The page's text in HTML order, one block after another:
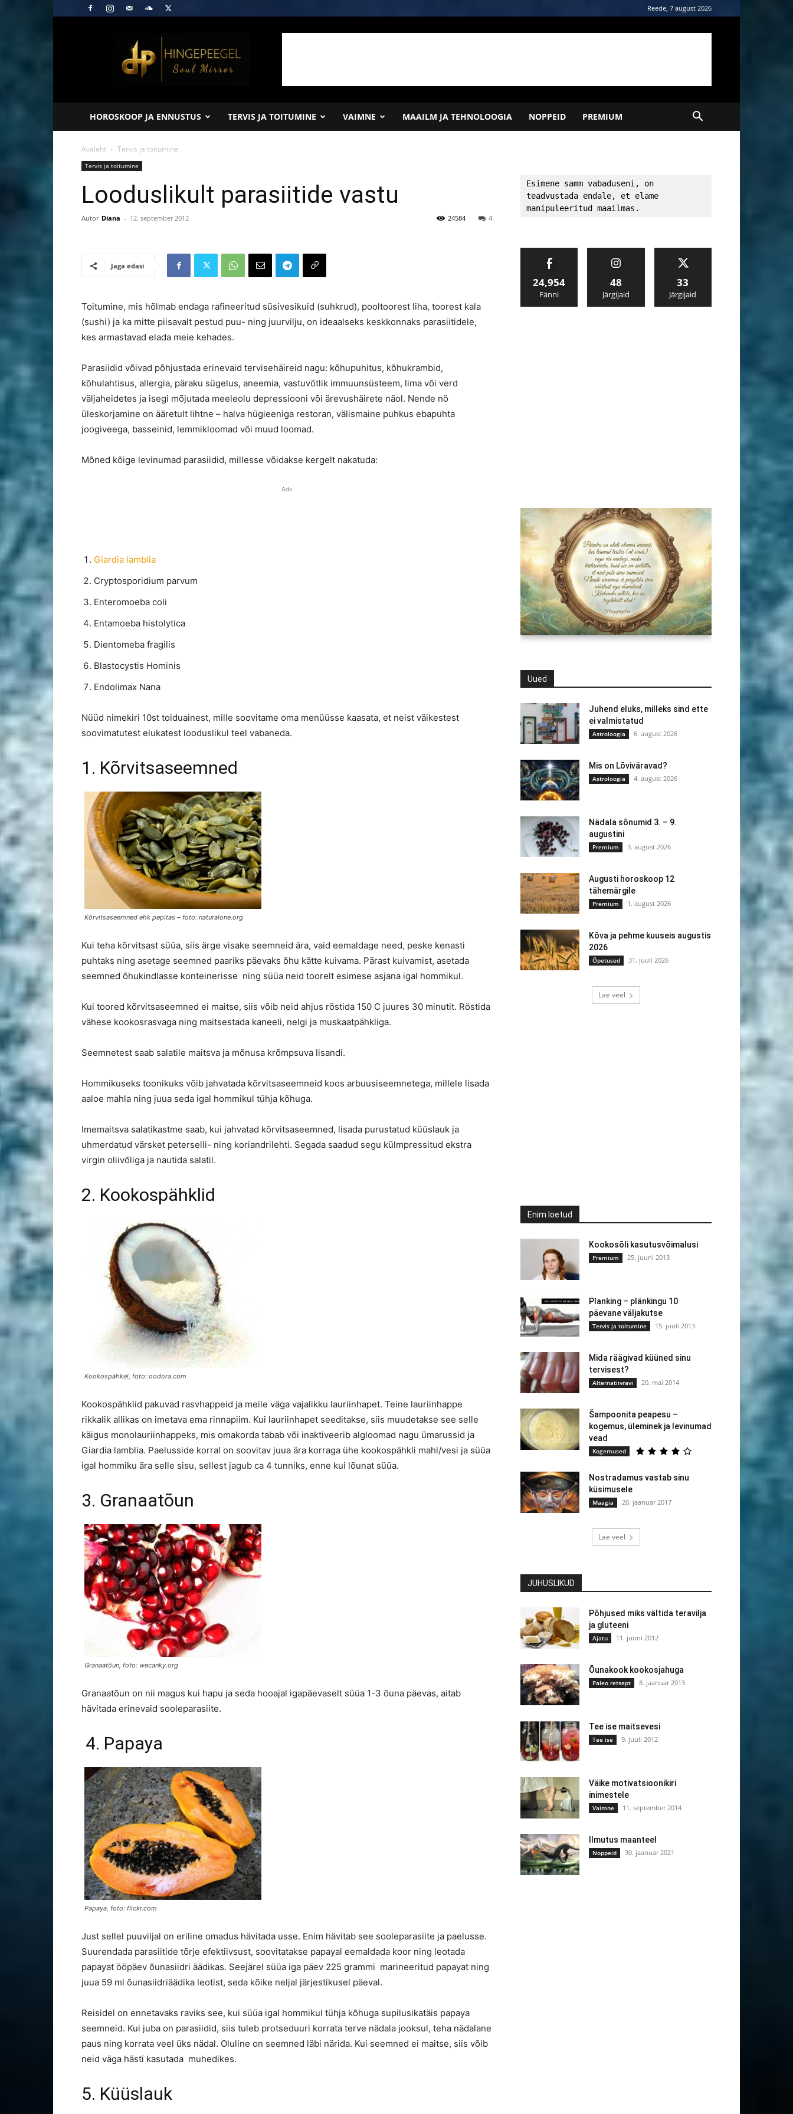
Reede, 7 august 2026
Hingepeegel
HOROSKOOP JA ENNUSTUS TERVIS JA TOITUMINE VAIMNE MAAILM JA TEHNOLOOGIA NOPPEID PREMIUM
Avaleht Tervis ja toitumine
Tervis ja toitumine
Looduslikult parasiitide vastu
Autor Diana - 12. september 2012 4
24584
Jaga edasi
Toitumine, mis hõlmab endaga rafineeritud süsivesikuid (suhkrud), pooltoorest liha, toorest kala
(sushi) ja ka mitte piisavalt pestud puu- ning juurvilju, on ideaalseks keskkonnaks parasiitidele,
kes armastavad elada meie kehades.
Parasiidid võivad põhjustada erinevaid tervisehäireid nagu: kõhupuhitus, kõhukrambid,
kõhulahtisus, allergia, päraku sügelus, aneemia, vastuvõtlik immuunsüsteem, lima või verd
väljaheidetes ja isegi mõjutada meeleolu depressiooni või ärevushäirete näol. Nende nö
üleskorjamine on ääretult lihtne – halva hügieeniga restoran, välismaine puhkus ebapuhta
joogiveega, basseinid, lemmikloomad või muud loomad.
Mõned kõige levinumad parasiidid, millesse võidakse kergelt nakatuda:
Ads
Giardia lamblia
Cryptosporidium parvum
Enteromoeba coli
Entamoeba histolytica
Dientomeba fragilis
Blastocystis Hominis
Endolimax Nana
Nüüd nimekiri 10st toiduainest, mille soovitame oma menüüsse kaasata, et neist väikestest
soovimatutest elukatest looduslikul teel vabaneda.
1. Kõrvitsaseemned
Kõrvitsaseemned ehk pepitas – foto: naturalone.org
Kui teha kõrvitsast süüa, siis ärge visake seemneid ära, vaid eemaldage need, peske kenasti
puhtaks ning asetage seemned paariks päevaks õhu kätte kuivama. Pärast kuivamist, asetada
seemned õhukindlasse konteinerisse ning süüa neid toorelt esimese asjana igal hommikul.
Kui toored kõrvitsaseemned ei maitse, siis võib neid ahjus röstida 150 C juures 30 minutit. Röstida
vähese kookosrasvaga ning maitsestada kaneeli, nelgi ja muskaatpähkliga.
Seemnetest saab salatile maitsva ja mõnusa krõmpsuva lisandi.
Hommikuseks toonikuks võib jahvatada kõrvitsaseemneid koos arbuusiseemnetega, millele lisada
aaloe mahla ning juua seda igal hommikul tühja kõhuga.
Imemaitsva salatikastme saab, kui jahvatad kõrvitsaseemned, lisada purustatud küüslauk ja
uhmerdatud värsket peterselli- ning koriandrilehti. Segada saadud segu külmpressitud ekstra
virgin oliivõliga ja nautida salatil.
2. Kookospähklid
Kookospähkel, foto: oodora.com
Kookospähklid pakuvad rasvhappeid ja meile väga vajalikku lauriinhapet. Teine lauriinhappe
rikkalik allikas on imetava ema rinnapiim. Kui lauriinhapet seeditakse, siis muudetakse see selle
käigus monolauriinhappeks, mis omakorda tabab või inaktiveerib algloomad nagu ümarussid ja
Giardia lamblia. Paelusside korral on soovitav juua ära korraga ühe kookospähkli mahl/vesi ja süüa
igal hommiku ära selle sisu, sellest jagub ca 4 tunniks, enne kui lõunat süüa.
3. Granaatõun
Granaatõun, foto: wecanky.org
Granaatõun on nii magus kui hapu ja seda hooajal igapäevaselt süüa 1-3 õuna päevas, aitab
hävitada erinevaid sooleparasiite.
4. Papaya
Papaya, foto: flickr.com
Just sellel puuviljal on eriline omadus hävitada usse. Enim hävitab see sooleparasiite ja paelusse.
Suurendada parasiitide tõrje efektiivsust, soovitatakse papayal eemaldada koor ning leotada
papayat ööpäev õunasiidri äädikas. Seejärel süüa iga päev 225 grammi marineeritud papayat ning
juua 59 ml õunasiidriäädika leotist, seda kõike neljal järjestikusel päeval.
Reisidel on ennetavaks raviks see, kui süüa igal hommikul tühja kõhuga supilusikatäis papaya
seemneid. Kui juba on parasiidid, siis tuleb protseduuri korrata terve nädala jooksul, teha nädalane
paus ning korrata veel üks nädal. Oluline on seemned läbi närida. Kui seemned ei maitse, siis võib
neid väga hästi kasutada muhedikes.
5. Küüslauk
Esimene samm vabaduseni, on
teadvustada endale, et elame
manipuleeritud maailmas.
24,954
Fänni
48
Järgijaid
33
Järgijaid
Uued
Juhend eluks, milleks sind ette
ei valmistatud
Astroloogia 6. august 2026
Mis on Lõviväravad?
Astroloogia 4. august 2026
Nädala sõnumid 3. – 9.
augustini
Premium 3. august 2026
Augusti horoskoop 12
tähemärgile
Premium 1. august 2026
Kõva ja pehme kuuseis augustis
2026
Õpetused 31. juuli 2026
Lae veel
Enim loetud
Kookosõli kasutusvõimalusi
Premium 25. juuni 2013
Planking – plänkingu 10
päevane väljakutse
Tervis ja toitumine 15. juuli 2013
Mida räägivad küüned sinu
tervisest?
Alternatiivravi 20. mai 2014
Šampoonita peapesu –
kogemus, üleminek ja levinumad
vead
Kogemused
Nostradamus vastab sinu
küsimusele
Maagia 20. jaanuar 2017
Lae veel
JUHUSLIKUD
Põhjused miks vältida teravilja
ja gluteeni
Ajatu 11. juuni 2012
Õunakook kookosjahuga
Paleo retsept 8. jaanuar 2013
Tee ise maitsevesi
Tee ise 9. juuli 2012
Väike motivatsioonikiri
inimestele
Vaimne 11. september 2014
Ilmutus maanteel
Noppeid 30. jaanuar 2021